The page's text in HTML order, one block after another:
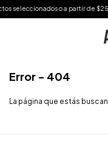
o a partir de $250.000
Error - 404
La página que estás